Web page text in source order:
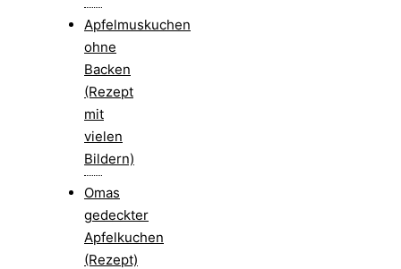
Apfelmuskuchen
ohne
Backen
(Rezept
mit
vielen
Bildern)
Omas
gedeckter
Apfelkuchen
(Rezept)